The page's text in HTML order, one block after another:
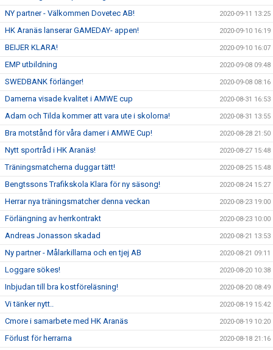
NY partner - Välkommen Dovetec AB! 2020-09-11 13:25
HK Aranäs lanserar GAMEDAY- appen! 2020-09-10 16:19
BEIJER KLARA! 2020-09-10 16:07
EMP utbildning 2020-09-08 09:48
SWEDBANK förlänger! 2020-09-08 08:16
Damerna visade kvalitet i AMWE cup 2020-08-31 16:53
Adam och Tilda kommer att vara ute i skolorna! 2020-08-31 13:55
Bra motstånd för våra damer i AMWE Cup! 2020-08-28 21:50
Nytt sportråd i HK Aranäs! 2020-08-27 15:48
Träningsmatcherna duggar tätt! 2020-08-25 15:48
Bengtssons Trafikskola Klara för ny säsong! 2020-08-24 15:27
Herrar nya träningsmatcher denna veckan 2020-08-23 19:00
Förlängning av herrkontrakt 2020-08-23 10:00
Andreas Jonasson skadad 2020-08-21 13:53
Ny partner - Målarkillarna och en tjej AB 2020-08-21 09:11
Loggare sökes! 2020-08-20 10:38
Inbjudan till bra kostföreläsning! 2020-08-20 08:49
Vi tänker nytt.. 2020-08-19 15:42
Cmore i samarbete med HK Aranäs 2020-08-19 10:20
Förlust för herrarna 2020-08-18 21:16